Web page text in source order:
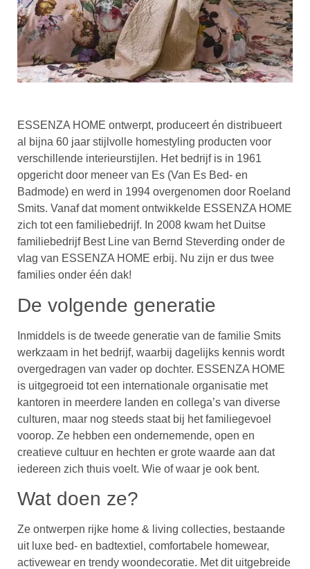
ESSENZA HOME ontwerpt, produceert én distribueert
al bijna 60 jaar stijlvolle homestyling producten voor
verschillende interieurstijlen. Het bedrijf is in 1961
opgericht door meneer van Es (Van Es Bed- en
Badmode) en werd in 1994 overgenomen door Roeland
Smits. Vanaf dat moment ontwikkelde ESSENZA HOME
zich tot een familiebedrijf. In 2008 kwam het Duitse
familiebedrijf Best Line van Bernd Steverding onder de
vlag van ESSENZA HOME erbij. Nu zijn er dus twee
families onder één dak!
De volgende generatie
Inmiddels is de tweede generatie van de familie Smits
werkzaam in het bedrijf, waarbij dagelijks kennis wordt
overgedragen van vader op dochter. ESSENZA HOME
is uitgegroeid tot een internationale organisatie met
kantoren in meerdere landen en collega’s van diverse
culturen, maar nog steeds staat bij het familiegevoel
voorop. Ze hebben een ondernemende, open en
creatieve cultuur en hechten er grote waarde aan dat
iedereen zich thuis voelt. Wie of waar je ook bent.
Wat doen ze?
Ze ontwerpen rijke home & living collecties, bestaande
uit luxe bed- en badtextiel, comfortabele homewear,
activewear en trendy woondecoratie. Met dit uitgebreide